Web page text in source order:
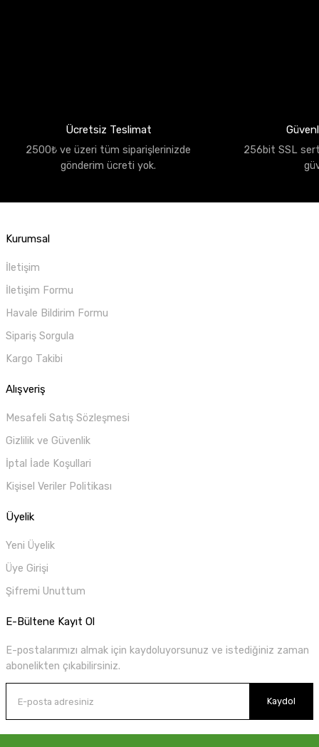
Ücretsiz Teslimat
2500₺ ve üzeri tüm siparişlerinizde
gönderim ücreti yok.
256bit SSL
Kurumsal
İletişim
İletişim Formu
Havale Bildirim Formu
Sipariş Sorgula
Kargo Takibi
Alışveriş
Mesafeli Satış Sözleşmesi
Gizlilik ve Güvenlik
İptal İade Koşullari
Kişisel Veriler Politikası
Üyelik
Yeni Üyelik
Üye Girişi
Şifremi Unuttum
E-Bültene Kayıt Ol
E-postalarımızı almak için kaydoluyorsunuz ve istediğiniz zaman
abonelikten çıkabilirsiniz.
Kaydol